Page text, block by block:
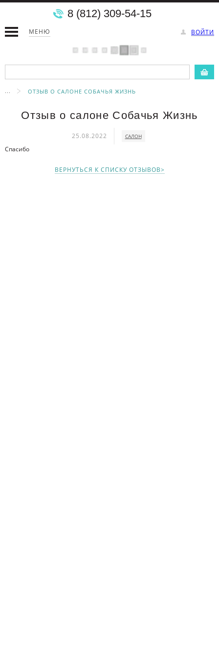
МЕНЮ ВОЙТИ
8 (812) 309-54-15
... ОТЗЫВ О САЛОНЕ СОБАЧЬЯ ЖИЗНЬ
Отзыв о салоне Собачья Жизнь
25.08.2022 САЛОН
Спасибо
ВЕРНУТЬСЯ К СПИСКУ ОТЗЫВОВ